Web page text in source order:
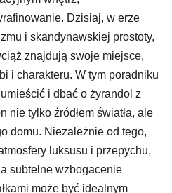
Dzisiaj, w erze
i skandynawskiej prostoty,
znajdują swoje miejsce,
i charakteru. W tym poradniku
i dbać o żyrandol z
nie tylko źródłem światła, ale
domu. Niezależnie od tego,
luksusu i przepychu,
subtelne wzbogacenie
może być idealnym